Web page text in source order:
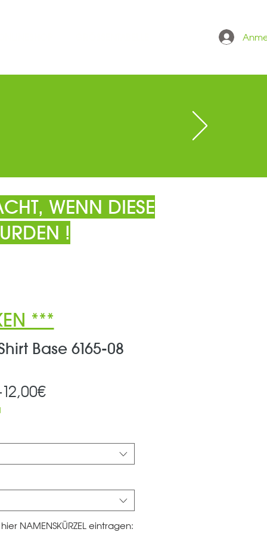
WENN DIESE
!
Base 6165-08
Standardpreis
12,00€Sale-
NAMENSKÜRZEL eintragen:
***